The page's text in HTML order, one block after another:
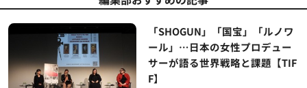
「SHOGUN」「国宝」「ルノワ
ール」…日本の女性プロデュー
サーが語る世界戦略と課題【TIF
F】